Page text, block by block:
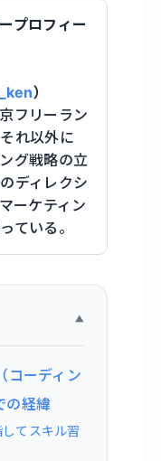
プロフィー
）
フリーラン
れ以外に
グ戦略の立
ディレクシ
ーケティン
ている。
コーディン
の経緯
てスキル習